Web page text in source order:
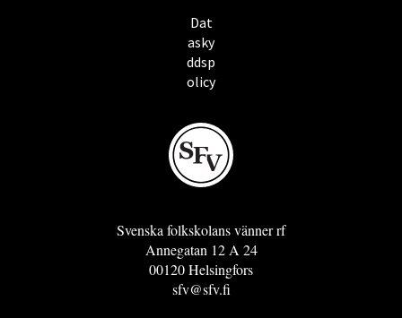
Dat
asky
ddsp
olicy
Svenska folkskolans vänner rf
Annegatan 12 A 24
00120 Helsingfors
sfv@sfv.fi